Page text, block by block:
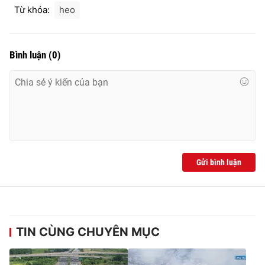
Từ khóa: heo
Bình luận (0)
Gửi bình luận
TIN CÙNG CHUYÊN MỤC